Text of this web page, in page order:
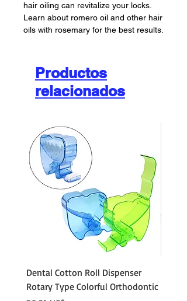
hair oiling can revitalize your locks.
Learn about romero oil and other hair
oils with rosemary for the best results.
Productos
relacionados
Dental Cotton Roll Dispenser
Rotary Type Colorful Orthodontic